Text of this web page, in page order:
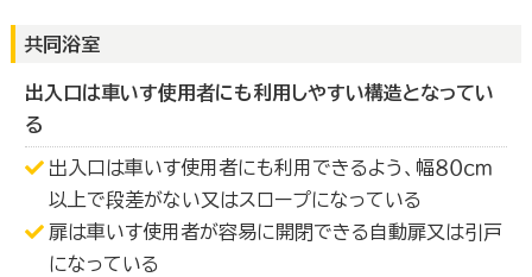
共同浴室
出入口は車いす使用者にも利用しやすい構造となってい
る
出入口は車いす使用者にも利用できるよう、幅８０ｃｍ
以上で段差がない又はスロープになっている
扉は車いす使用者が容易に開閉できる自動扉又は引戸
になっている